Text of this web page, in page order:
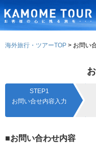
海外旅行・ツアーTOP お問い
STEP1
お問い合せ内容入力
■お問い合わせ内容